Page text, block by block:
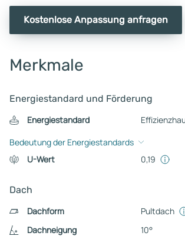
Kostenlose Anpassung anfragen
Merkmale
Energiestandard und Förderung
Energiestandard
Bedeutung der Energiestandards
U-Wert
0,19
Dach
Dachform
Pultdach
Dachneigung
10°